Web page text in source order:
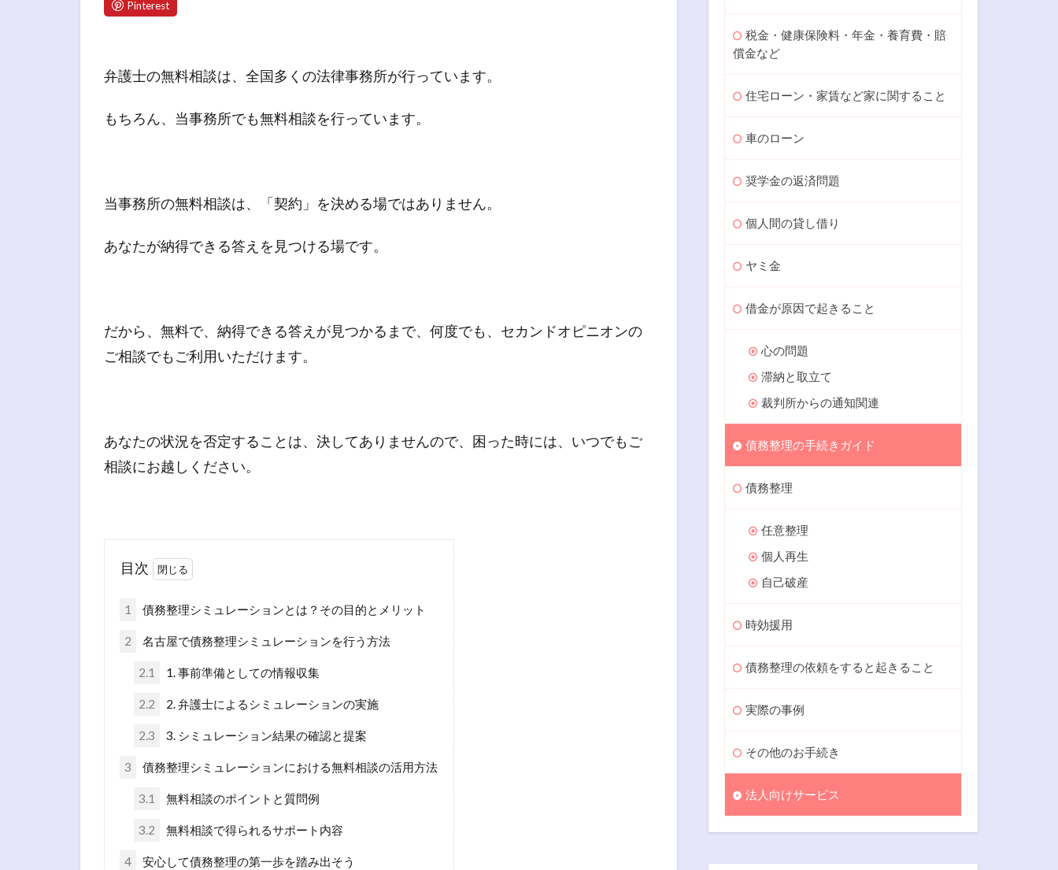
弁護士の無料相談は、全国多くの法律事務所が行っています。
もちろん、当事務所でも無料相談を行っています。
当事務所の無料相談は、「契約」を決める場ではありません。
あなたが納得できる答えを見つける場です。
だから、無料で、納得できる答えが見つかるまで、何度でも、セカンドオピニオンの
ご相談でもご利用いただけます。
あなたの状況を否定することは、決してありませんので、困った時には、いつでもご
相談にお越しください。
目次
1 債務整理シミュレーションとは？その目的とメリット
2 名古屋で債務整理シミュレーションを行う方法
2.1 1. 事前準備としての情報収集
2.2 2. 弁護士によるシミュレーションの実施
2.3 3. シミュレーション結果の確認と提案
3 債務整理シミュレーションにおける無料相談の活用方法
3.1 無料相談のポイントと質問例
3.2 無料相談で得られるサポート内容
4 安心して債務整理の第一歩を踏み出そう
税金・健康保険料・年金・養育費・賠
償金など
住宅ローン・家賃など家に関すること
車のローン
奨学金の返済問題
個人間の貸し借り
ヤミ金
借金が原因で起きること
心の問題
滞納と取立て
裁判所からの通知関連
債務整理の手続きガイド
債務整理
任意整理
個人再生
自己破産
時効援用
債務整理の依頼をすると起きること
実際の事例
その他のお手続き
法人向けサービス